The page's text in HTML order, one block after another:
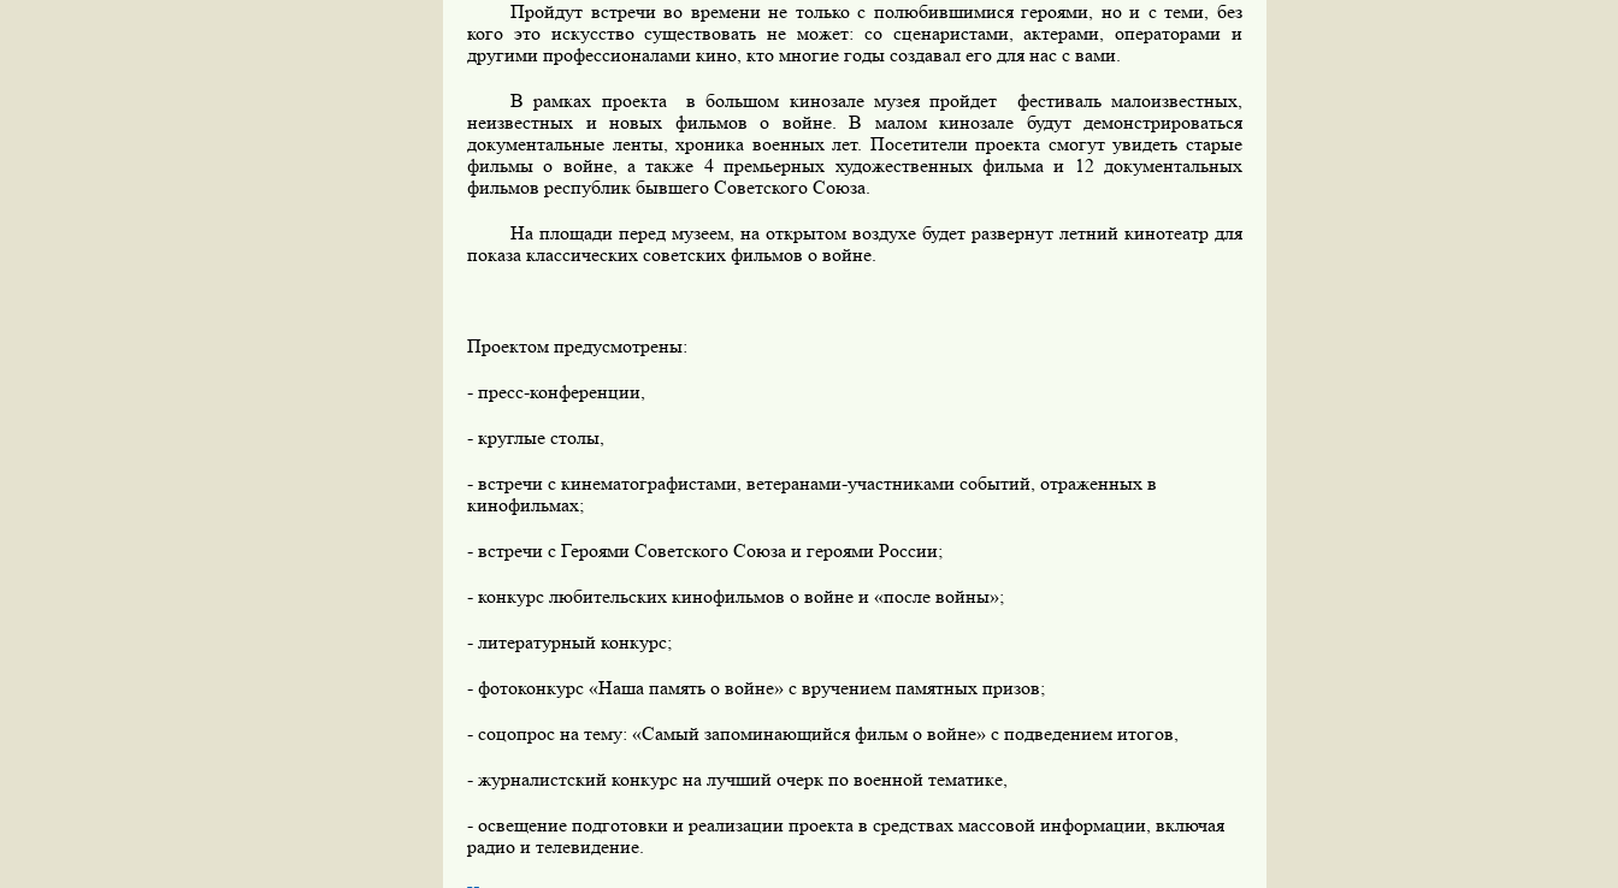
Пройдут встречи во времени не только с полюбившимися героями, но и с теми, без
кого это искусство существовать не может: со сценаристами, актерами, операторами и
другими профессионалами кино, кто многие годы создавал его для нас с вами.
В рамках проекта
в большом кинозале музея пройдет
фестиваль малоизвестных,
неизвестных и новых фильмов о войне. В малом кинозале будут демонстрироваться
документальные ленты, хроника военных лет. Посетители проекта смогут увидеть старые
фильмы о войне, а также 4 премьерных художественных фильма и 12 документальных
фильмов республик бывшего Советского Союза.
На площади перед музеем, на открытом воздухе будет развернут летний кинотеатр для
показа классических советских фильмов о войне.
Проектом предусмотрены:
- пресс-конференции,
- круглые столы,
- встречи с кинематографистами, ветеранами-участниками событий, отраженных в
кинофильмах;
- встречи с Героями Советского Союза и героями России;
- конкурс любительских кинофильмов о войне и «после войны»;
- литературный конкурс;
- фотоконкурс «Наша память о войне» с вручением памятных призов;
- соцопрос на тему: «Самый запоминающийся фильм о войне» с подведением итогов,
- журналистский конкурс на лучший очерк по военной тематике,
- освещение подготовки и реализации проекта в средствах массовой информации, включая
радио и телевидение.